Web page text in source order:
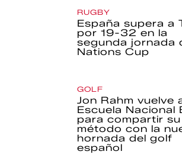
RUGBY
España supera a
por 19-32 en la
segunda jornada
Nations Cup
GOLF
Jon Rahm vuelve
Escuela Nacional
para compartir su
método con la
hornada del golf
español